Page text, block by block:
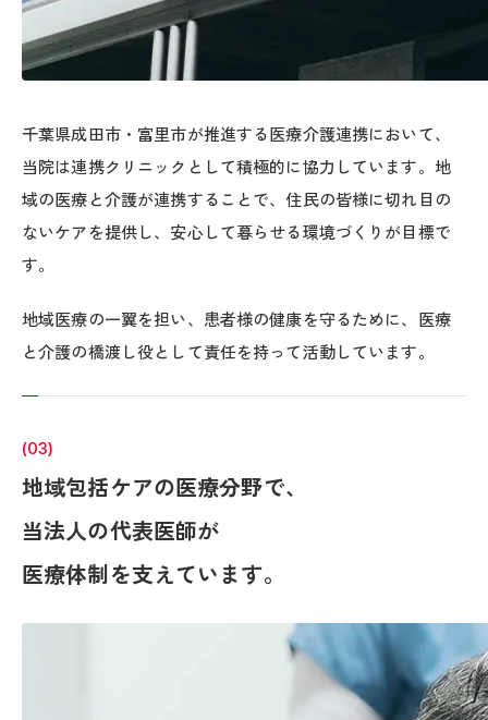
千葉県成田市・富里市が推進する医療介護連携において、
当院は連携クリニックとして積極的に協力しています。地
域の医療と介護が連携することで、住民の皆様に切れ目の
ないケアを提供し、安心して暮らせる環境づくりが目標で
す。
地域医療の一翼を担い、患者様の健康を守るために、医療
と介護の橋渡し役として責任を持って活動しています。
(03)
地域包括ケアの医療分野で、
当法人の代表医師が
医療体制を支えています。